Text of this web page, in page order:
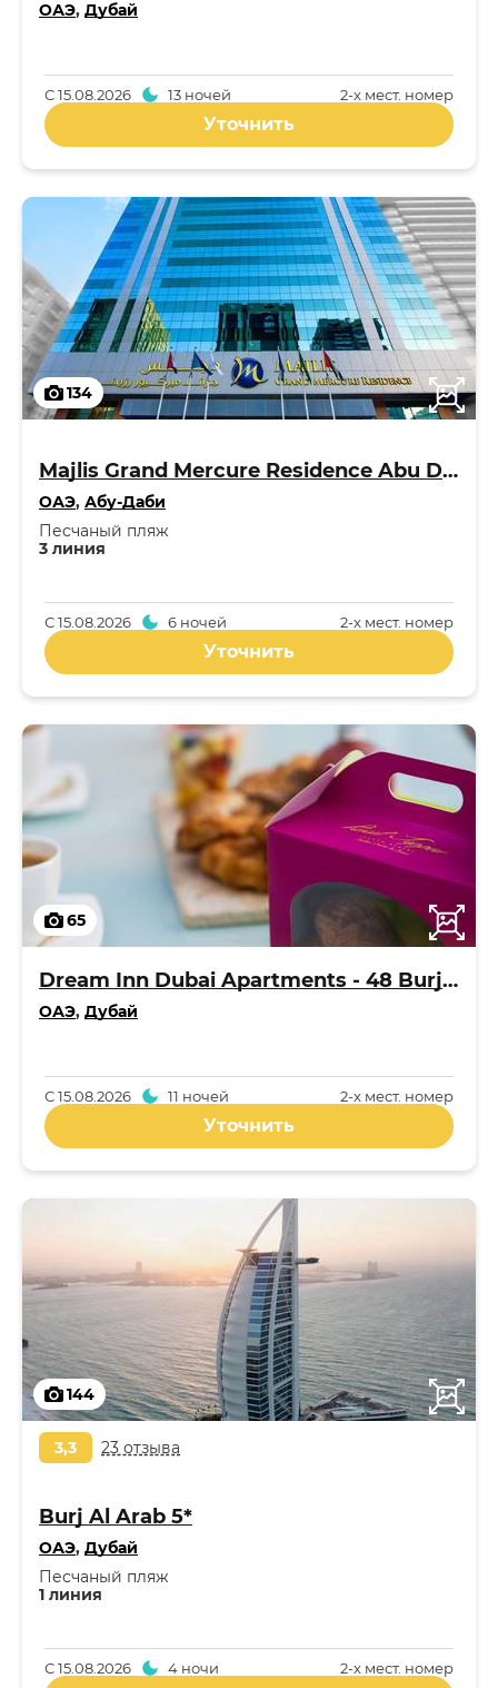
ОАЭ, Дубай
2-x мест. номер
С15.08.2026 13 ночей
Уточнить
134
Majlis Grand Mercure Residence Abu Dhabi 5*
ОАЭ, Абу-Даби
3 линия
Песчаный пляж
2-x мест. номер
С15.08.2026 6 ночей
Уточнить
65
Dream Inn Dubai Apartments - 48 Burj Gate
ОАЭ, Дубай
2-x мест. номер
С15.08.2026 11 ночей
Уточнить
144
3,3 23 отзыва
Burj Al Arab 5*
ОАЭ, Дубай
1 линия
Песчаный пляж
2-x мест. номер
С15.08.2026 4 ночи